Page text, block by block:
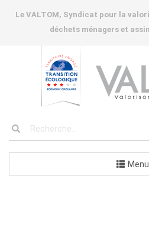
Le VALTOM, Syndicat pour la
déchets ménagers et
Menu